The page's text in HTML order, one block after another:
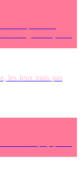
les Jeux mais pas